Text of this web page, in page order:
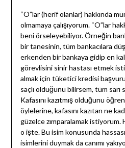
“O”lar (herif olanlar) hakkında
olmamaya çalışıyorum. “O”lar
beni örseleyebiliyor. Örneğin
bir tanesinin, tüm bankacılara
erkenden bir bankaya gidip en
görevlisini sinir hastası etmek
almak için tüketici kredisi
saçlı olduğunu bilirsem, tüm sarı
Kafasını kazıtmış olduğunu
öylelerine, kafasını kazıtan ne
güzelce zımparalamak
o işte. Bu isim konusunda
isimlerini duymak da canımı